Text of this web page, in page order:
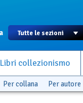
Libri collezionismo
Per collana Per autore